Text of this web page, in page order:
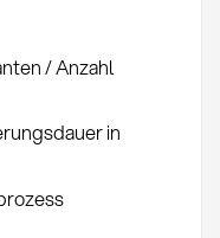
/ Anzahl
in